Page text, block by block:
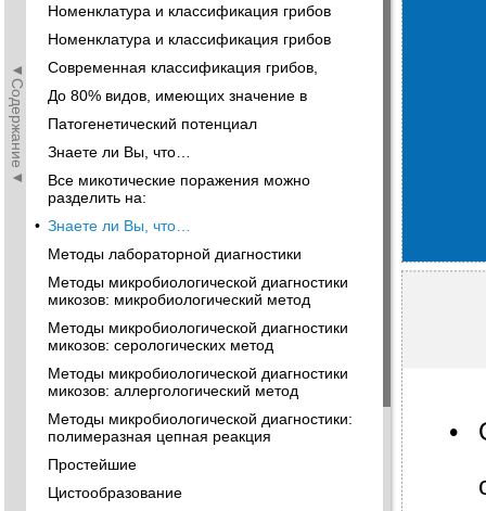
◄Содержание◄
Номенклатура и классификация грибов
Номенклатура и классификация грибов
Современная классификация грибов,
До 80% видов, имеющих значение в
Патогенетический потенциал
Знаете ли Вы, что…
Все микотические поражения можно
разделить на:
• Знаете ли Вы, что…
Методы лабораторной диагностики
Методы микробиологической диагностики
микозов: микробиологический метод
Методы микробиологической диагностики
микозов: серологических метод
Методы микробиологической диагностики
микозов: аллергологический метод
Методы микробиологической диагностики:
полимеразная цепная реакция
Простейшие
Цистообразование
•